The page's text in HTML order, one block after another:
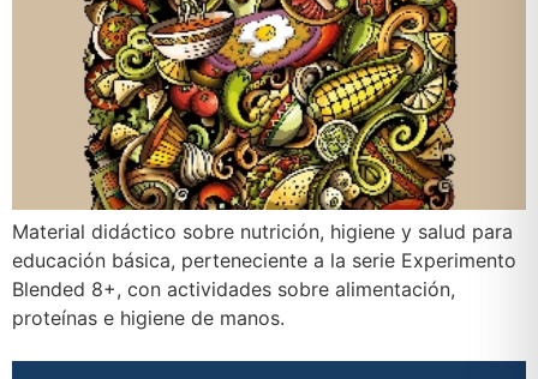
Material didáctico sobre nutrición, higiene y salud para
educación básica, perteneciente a la serie Experimento
Blended 8+, con actividades sobre alimentación,
proteínas e higiene de manos.